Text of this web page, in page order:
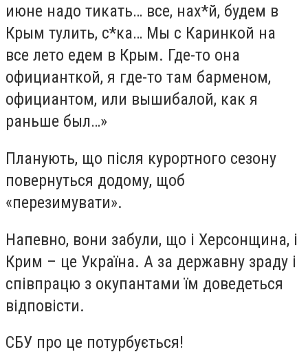
июне надо тикать… все, нах*й, будем в
Крым тулить, с*ка… Мы с Каринкой на
все лето едем в Крым. Где-то она
официанткой, я где-то там барменом,
официантом, или вышибалой, как я
раньше был…»
Планують, що після курортного сезону
повернуться додому, щоб
«перезимувати».
Напевно, вони забули, що і Херсонщина, і
Крим – це Україна. А за державну зраду і
співпрацю з окупантами їм доведеться
відповісти.
СБУ про це потурбується!